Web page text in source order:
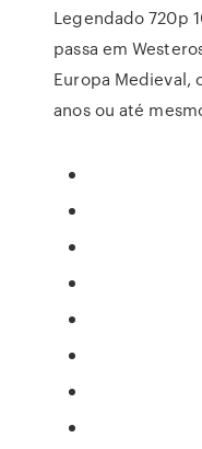
Legendado 720p
passa em
Europa Medieval,
anos ou até